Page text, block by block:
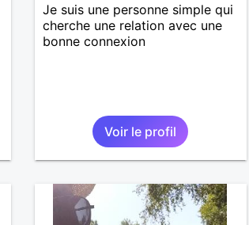
Je suis une personne simple qui
cherche une relation avec une
bonne connexion
Voir le profil